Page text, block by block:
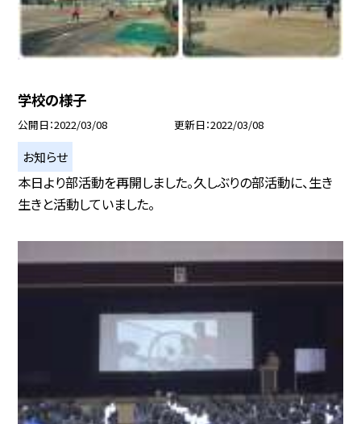
学校の様子
公開日 2022/03/08 更新日 2022/03/08
お知らせ
本日より部活動を再開しました。久しぶりの部活動に、生き
生きと活動していました。